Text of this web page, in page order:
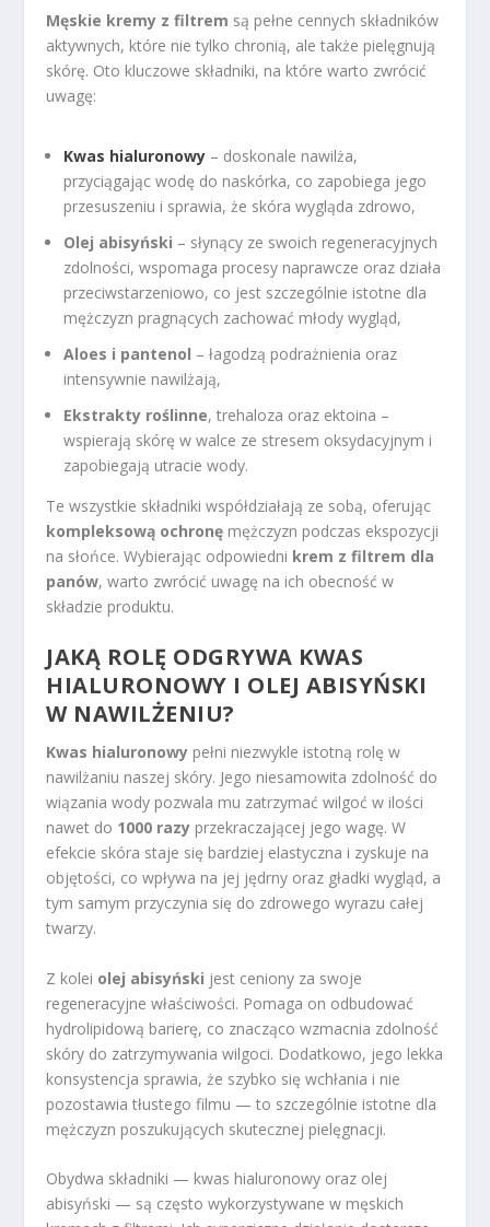
Męskie kremy z filtrem są pełne cennych składników
aktywnych, które nie tylko chronią, ale także pielęgnują
skórę. Oto kluczowe składniki, na które warto zwrócić
uwagę:
Kwas hialuronowy – doskonale nawilża,
przyciągając wodę do naskórka, co zapobiega jego
przesuszeniu i sprawia, że skóra wygląda zdrowo,
Olej abisyński – słynący ze swoich regeneracyjnych
zdolności, wspomaga procesy naprawcze oraz działa
przeciwstarzeniowo, co jest szczególnie istotne dla
mężczyzn pragnących zachować młody wygląd,
Aloes i pantenol – łagodzą podrażnienia oraz
intensywnie nawilżają,
Ekstrakty roślinne, trehaloza oraz ektoina –
wspierają skórę w walce ze stresem oksydacyjnym i
zapobiegają utracie wody.
Te wszystkie składniki współdziałają ze sobą, oferując
kompleksową ochronę mężczyzn podczas ekspozycji
na słońce. Wybierając odpowiedni krem z filtrem dla
panów, warto zwrócić uwagę na ich obecność w
składzie produktu.
JAKĄ ROLĘ ODGRYWA KWAS
HIALURONOWY I OLEJ ABISYŃSKI
W NAWILŻENIU?
Kwas hialuronowy pełni niezwykle istotną rolę w
nawilżaniu naszej skóry. Jego niesamowita zdolność do
wiązania wody pozwala mu zatrzymać wilgoć w ilości
nawet do 1000 razy przekraczającej jego wagę. W
efekcie skóra staje się bardziej elastyczna i zyskuje na
objętości, co wpływa na jej jędrny oraz gładki wygląd, a
tym samym przyczynia się do zdrowego wyrazu całej
twarzy.
Z kolei olej abisyński jest ceniony za swoje
regeneracyjne właściwości. Pomaga on odbudować
hydrolipidową barierę, co znacząco wzmacnia zdolność
skóry do zatrzymywania wilgoci. Dodatkowo, jego lekka
konsystencja sprawia, że szybko się wchłania i nie
pozostawia tłustego filmu — to szczególnie istotne dla
mężczyzn poszukujących skutecznej pielęgnacji.
Obydwa składniki — kwas hialuronowy oraz olej
abisyński — są często wykorzystywane w męskich